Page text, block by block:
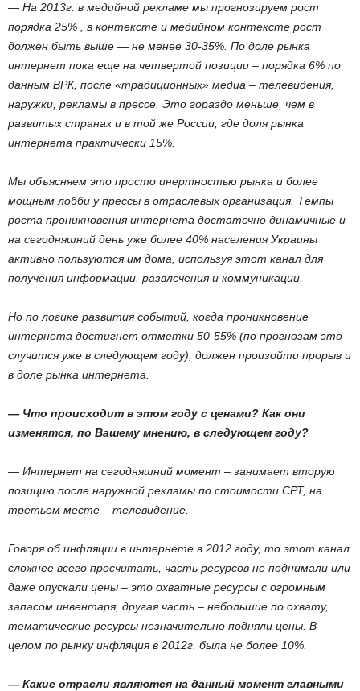
— На 2013г. в медийной рекламе мы прогнозируем рост
порядка 25% , в контексте и медийном контексте рост
должен быть выше — не менее 30-35%. По доле рынка
интернет пока еще на четвертой позиции – порядка 6% по
данным ВРК, после «традиционных» медиа – телевидения,
наружки, рекламы в прессе. Это гораздо меньше, чем в
развитых странах и в той же России, где доля рынка
интернета практически 15%.
Мы объясняем это просто инертностью рынка и более
мощным лобби у прессы в отраслевых организация. Темпы
роста проникновения интернета достаточно динамичные и
на сегодняшний день уже более 40% населения Украины
активно пользуются им дома, используя этот канал для
получения информации, развлечения и коммуникации.
Но по логике развития событий, когда проникновение
интернета достигнет отметки 50-55% (по прогнозам это
случится уже в следующем году), должен произойти прорыв и
в доле рынка интернета.
— Что происходит в этом году с ценами? Как они
изменятся, по Вашему мнению, в следующем году?
— Интернет на сегодняшний момент – занимает вторую
позицию после наружной рекламы по стоимости СРТ, на
третьем месте – телевидение.
Говоря об инфляции в интернете в 2012 году, то этот канал
сложнее всего просчитать, часть ресурсов не поднимали или
даже опускали цены – это охватные ресурсы с огромным
запасом инвентаря, другая часть – небольшие по охвату,
тематические ресурсы незначительно подняли цены. В
целом по рынку инфляция в 2012г. была не более 10%.
— Какие отрасли являются на данный момент главными